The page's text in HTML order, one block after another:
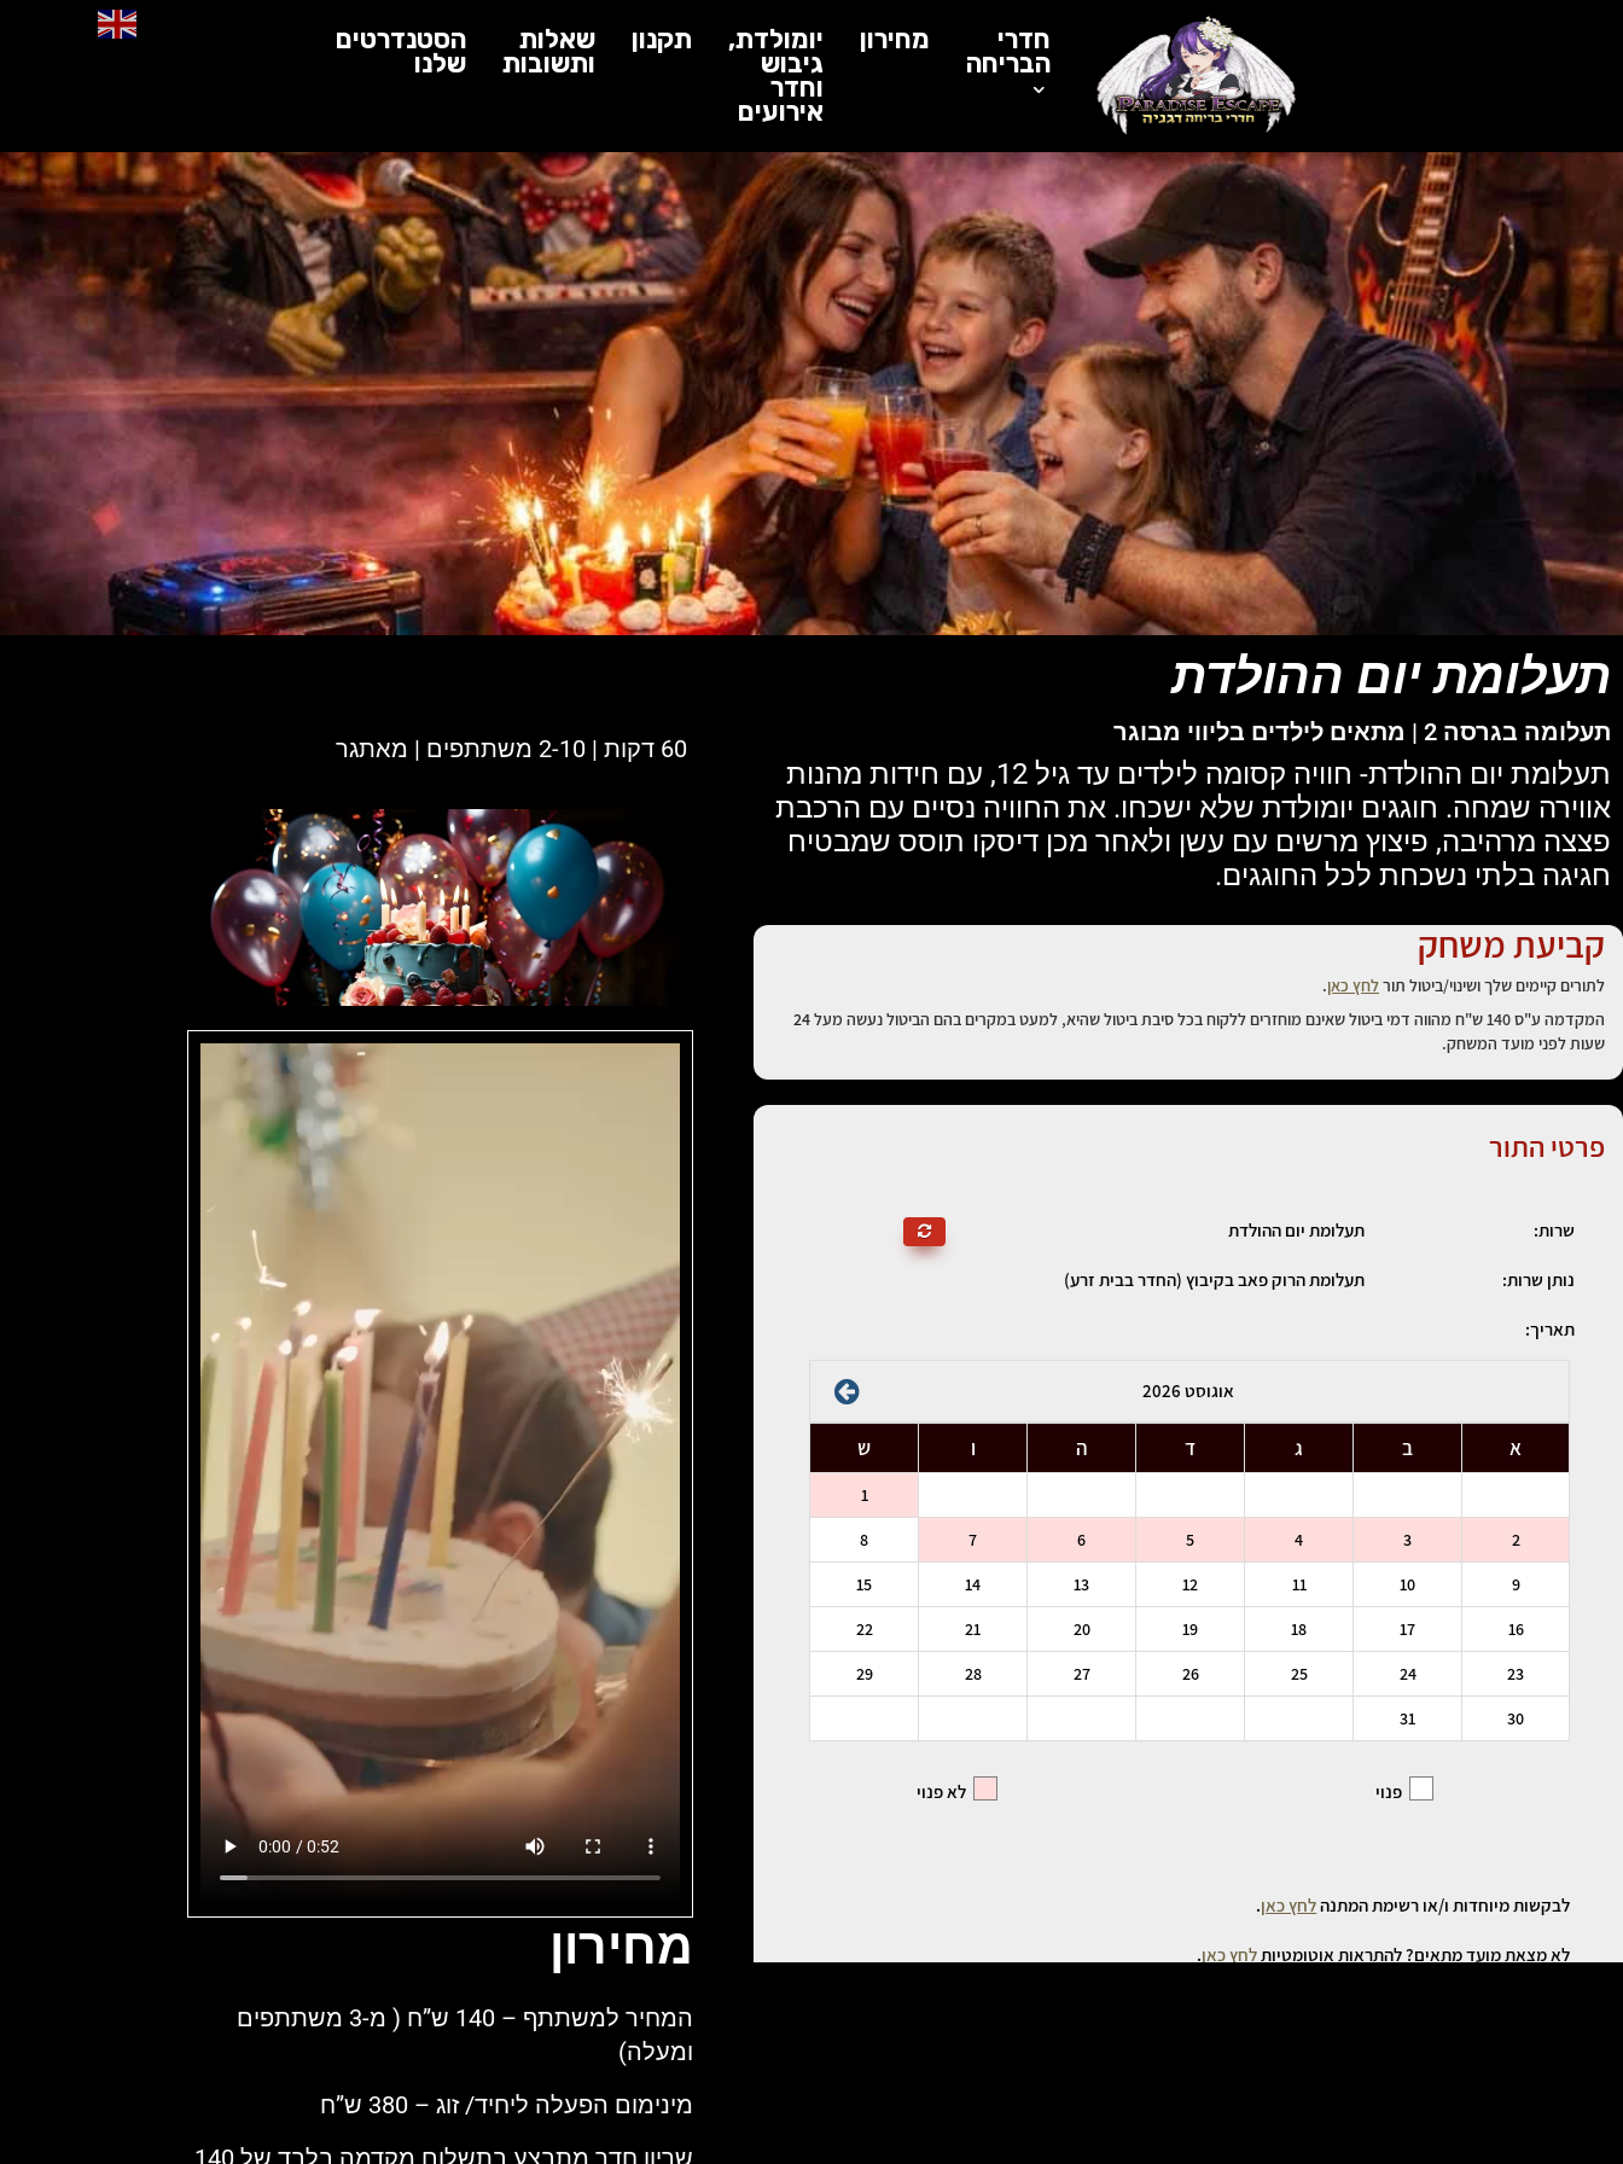
חדרי
הבריחה
מחירון יומולדת,
גיבוש
וחדר
אירועים
תקנון שאלות
ותשובות
הסטנדרטים
שלנו
תעלומת יום ההולדת
תעלומה בגרסה 2 | מתאים לילדים בליווי מבוגר
תעלומת יום ההולדת- חוויה קסומה לילדים עד גיל 12, עם חידות מהנות
אווירה שמחה. חוגגים יומולדת שלא ישכחו. את החוויה נסיים עם הרכבת
פצצה מרהיבה, פיצוץ מרשים עם עשן ולאחר מכן דיסקו תוסס שמבטיח
חגיגה בלתי נשכחת לכל החוגגים.
מחירון
המחיר למשתתף – 140 ש”ח ( מ-3 משתתפים
ומעלה)
מינימום הפעלה ליחיד/ זוג – 380 ש”ח
שריון חדר מתבצע בתשלום מקדמה בלבד של 140